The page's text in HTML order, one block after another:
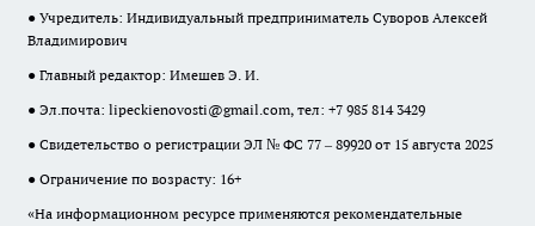
● Учредитель: Индивидуальный предприниматель Суворов Алексей
Владимирович
● Главный редактор: Имешев Э. И.
● Эл.почта: lipeckienovosti@gmail.com, тел: +7 985 814 3429
● Свидетельство о регистрации ЭЛ № ФС 77 – 89920 от 15 августа 2025
● Ограничение по возрасту: 16+
«На информационном ресурсе применяются рекомендательные